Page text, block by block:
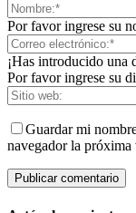
Por favor ingrese su
¡Has introducido una
Por favor ingrese su
Guardar mi
navegador la próxima